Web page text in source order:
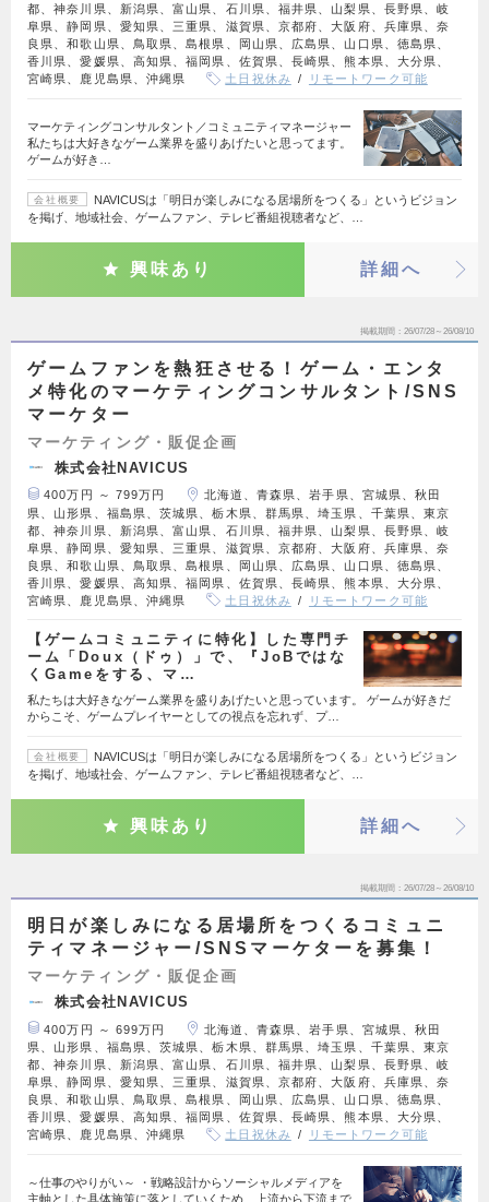
都、神奈川県、新潟県、富山県、石川県、福井県、山梨県、長野県、岐
阜県、静岡県、愛知県、三重県、滋賀県、京都府、大阪府、兵庫県、奈
良県、和歌山県、鳥取県、島根県、岡山県、広島県、山口県、徳島県、
香川県、愛媛県、高知県、福岡県、佐賀県、長崎県、熊本県、大分県、
宮崎県、鹿児島県、沖縄県
土日祝休み リモートワーク可能
マーケティングコンサルタント／コミュニティマネージャー
私たちは大好きなゲーム業界を盛りあげたいと思ってます。
ゲームが好き…
会社概要
NAVICUSは「明日が楽しみになる居場所をつくる」というビジョン
を掲げ、地域社会、ゲームファン、テレビ番組視聴者など、…
興味あり 詳細へ
掲載期間 26/07/28～26/08/10
ゲームファンを熱狂させる！ゲーム・エンタ
メ特化のマーケティングコンサルタント/SNS
マーケター
マーケティング・販促企画
株式会社NAVICUS
400万円 ～ 799万円
北海道、青森県、岩手県、宮城県、秋田
県、山形県、福島県、茨城県、栃木県、群馬県、埼玉県、千葉県、東京
都、神奈川県、新潟県、富山県、石川県、福井県、山梨県、長野県、岐
阜県、静岡県、愛知県、三重県、滋賀県、京都府、大阪府、兵庫県、奈
良県、和歌山県、鳥取県、島根県、岡山県、広島県、山口県、徳島県、
香川県、愛媛県、高知県、福岡県、佐賀県、長崎県、熊本県、大分県、
宮崎県、鹿児島県、沖縄県
土日祝休み リモートワーク可能
【ゲームコミュニティに特化】した専門チ
ーム「Doux（ドゥ）」で、『JoBではな
くGameをする、マ…
私たちは大好きなゲーム業界を盛りあげたいと思っています。 ゲームが好きだ
からこそ、ゲームプレイヤーとしての視点を忘れず、プ…
会社概要
NAVICUSは「明日が楽しみになる居場所をつくる」というビジョン
を掲げ、地域社会、ゲームファン、テレビ番組視聴者など、…
興味あり 詳細へ
掲載期間 26/07/28～26/08/10
明日が楽しみになる居場所をつくるコミュニ
ティマネージャー/SNSマーケターを募集！
マーケティング・販促企画
株式会社NAVICUS
400万円 ～ 699万円
北海道、青森県、岩手県、宮城県、秋田
県、山形県、福島県、茨城県、栃木県、群馬県、埼玉県、千葉県、東京
都、神奈川県、新潟県、富山県、石川県、福井県、山梨県、長野県、岐
阜県、静岡県、愛知県、三重県、滋賀県、京都府、大阪府、兵庫県、奈
良県、和歌山県、鳥取県、島根県、岡山県、広島県、山口県、徳島県、
香川県、愛媛県、高知県、福岡県、佐賀県、長崎県、熊本県、大分県、
宮崎県、鹿児島県、沖縄県
土日祝休み リモートワーク可能
～仕事のやりがい～ ・戦略設計からソーシャルメディアを
主軸とした具体施策に落としていくため、上流から下流まで